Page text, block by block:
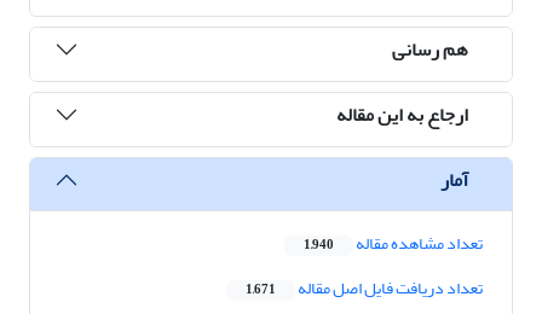
هم رسانی
ارجاع به این مقاله
آمار
تعداد مشاهده مقاله 1,940
تعداد دریافت فایل اصل مقاله 1,671